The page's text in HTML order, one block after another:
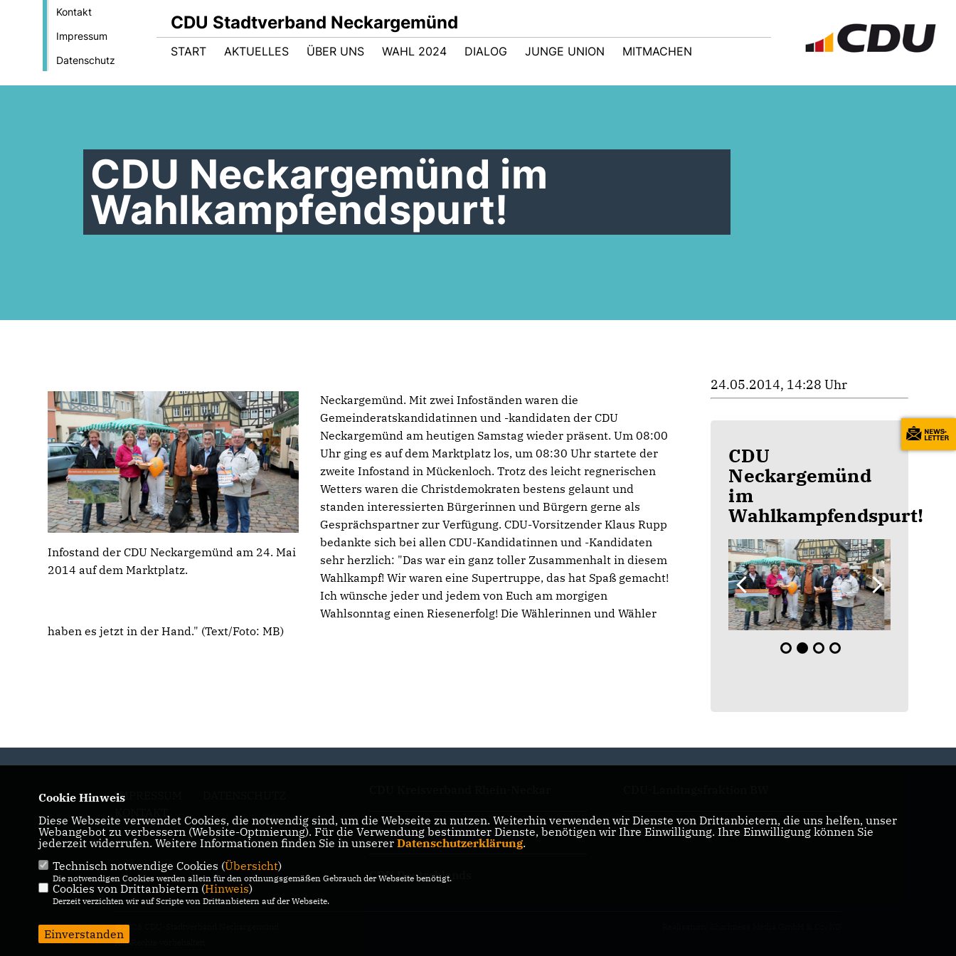
Kontakt
Impressum
Datenschutz
CDU Stadtverband Neckargemünd
START AKTUELLES ÜBER UNS WAHL 2024 DIALOG JUNGE UNION MITMACHEN
CDU Neckargemünd im
Wahlkampfendspurt!
Infostand der CDU Neckargemünd am 24. Mai
2014 auf dem Marktplatz.
Neckargemünd. Mit zwei Infoständen waren die
Gemeinderatskandidatinnen und -kandidaten der CDU
Neckargemünd am heutigen Samstag wieder präsent. Um 08:00
Uhr ging es auf dem Marktplatz los, um 08:30 Uhr startete der
zweite Infostand in Mückenloch. Trotz des leicht regnerischen
Wetters waren die Christdemokraten bestens gelaunt und
standen interessierten Bürgerinnen und Bürgern gerne als
Gesprächspartner zur Verfügung. CDU-Vorsitzender Klaus Rupp
bedankte sich bei allen CDU-Kandidatinnen und -Kandidaten
sehr herzlich: "Das war ein ganz toller Zusammenhalt in diesem
Wahlkampf! Wir waren eine Supertruppe, das hat Spaß gemacht!
Ich wünsche jeder und jedem von Euch am morgigen
Wahlsonntag einen Riesenerfolg! Die Wählerinnen und Wähler
haben es jetzt in der Hand." (Text/Foto: MB)
24.05.2014, 14:28 Uhr
CDU
Neckargemünd
im
Wahlkampfendspurt!
IMPRESSUM
KONTAKT
CDU Baden-Württemberg
CDU Deutschlands
CDU/CSU Bundestagsfraktion
@2026 CDU-Stadtverband Neckargemünd
Alle Rechte vorbehalten.
Cookie Hinweis
Diese Webseite verwendet Cookies, die notwendig sind, um die Webseite zu nutzen. Weiterhin verwenden wir Dienste von Drittanbietern, die uns helfen, unser
Webangebot zu verbessern (Website-Optmierung). Für die Verwendung bestimmter Dienste, benötigen wir Ihre Einwilligung. Ihre Einwilligung können Sie
jederzeit widerrufen. Weitere Informationen finden Sie in unserer Datenschutzerklärung.
Technisch notwendige Cookies (Übersicht)
Die notwendigen Cookies werden allein für den ordnungsgemäßen Gebrauch der Webseite benötigt.
Cookies von Drittanbietern (Hinweis)
Derzeit verzichten wir auf Scripte von Drittanbietern auf der Webseite.
Einverstanden